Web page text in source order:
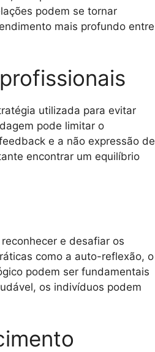
podem se tornar
mais profundo entre
utilizada para evitar
pode limitar o
e a não expressão de
encontrar um equilíbrio
e desafiar os
como a auto-reflexão, o
podem ser fundamentais
os indivíduos podem